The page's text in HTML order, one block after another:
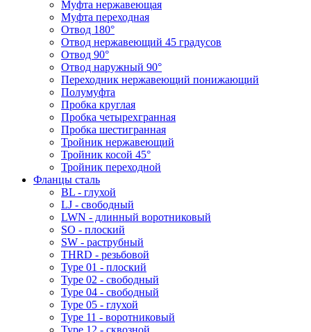
Муфта нержавеющая
Муфта переходная
Отвод 180°
Отвод нержавеющий 45 градусов
Отвод 90°
Отвод наружный 90°
Переходник нержавеющий понижающий
Полумуфта
Пробка круглая
Пробка четырехгранная
Пробка шестигранная
Тройник нержавеющий
Тройник косой 45°
Тройник переходной
Фланцы сталь
BL - глухой
LJ - свободный
LWN - длинный воротниковый
SO - плоский
SW - раструбный
THRD - резьбовой
Type 01 - плоский
Type 02 - свободный
Type 04 - свободный
Type 05 - глухой
Type 11 - воротниковый
Type 12 - сквозной